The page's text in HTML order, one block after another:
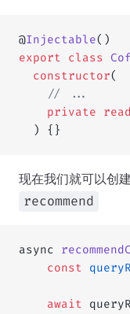
@Injectable()
export class
  constructor
(
	// ...
    private
  ) {}
现在我们就可以创
recommend
async
    const
    await